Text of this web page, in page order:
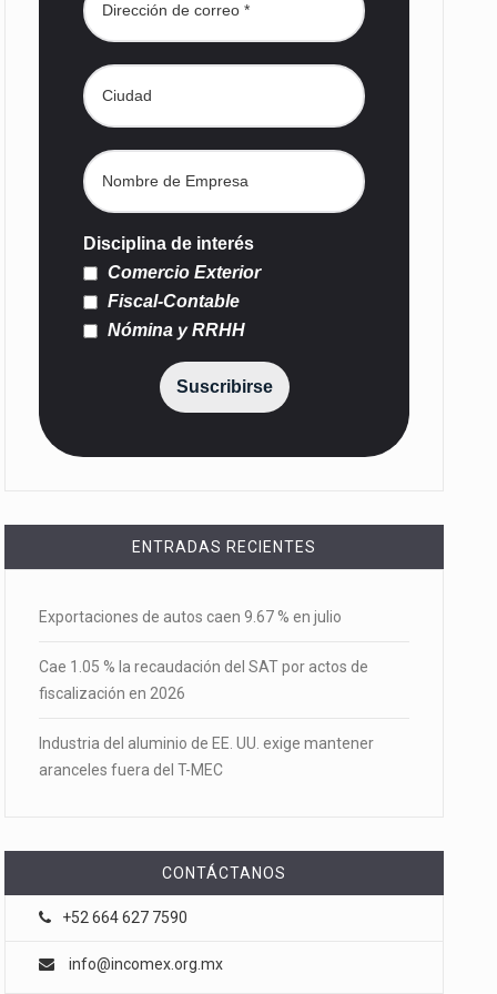
Disciplina de interés
Comercio Exterior
Fiscal-Contable
Nómina y RRHH
Suscribirse
ENTRADAS RECIENTES
Exportaciones de autos caen 9.67 % en julio
Cae 1.05 % la recaudación del SAT por actos de
fiscalización en 2026
Industria del aluminio de EE. UU. exige mantener
aranceles fuera del T-MEC
CONTÁCTANOS
+52 664 627 7590
info@incomex.org.mx